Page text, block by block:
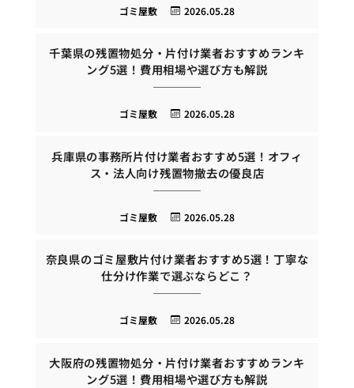
2026.05.28
ゴミ屋敷
千葉県の残置物処分・片付け業者おすすめランキ
ング5選！費用相場や選び方も解説
2026.05.28
ゴミ屋敷
兵庫県の事務所片付け業者おすすめ5選！オフィ
ス・法人向け残置物撤去の優良店
2026.05.28
ゴミ屋敷
奈良県のゴミ屋敷片付け業者おすすめ5選！丁寧な
仕分け作業で選ぶならどこ？
2026.05.28
ゴミ屋敷
大阪府の残置物処分・片付け業者おすすめランキ
ング5選！費用相場や選び方も解説